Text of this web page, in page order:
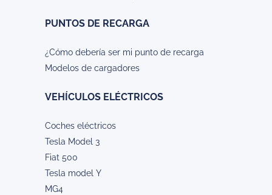
PUNTOS DE RECARGA
¿Cómo debería ser mi punto de recarga
Modelos de cargadores
VEHÍCULOS ELÉCTRICOS
Coches eléctricos
Tesla Model 3
Fiat 500
Tesla model Y
MG4